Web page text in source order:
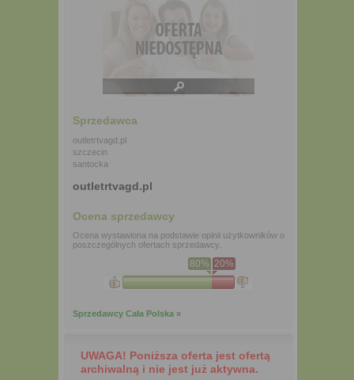
Sprzedawca
outletrtvagd.pl
szczecin
santocka
outletrtvagd.pl
Ocena sprzedawcy
Ocena wystawiona na podstawie opinii użytkowników o
poszczególnych ofertach sprzedawcy.
80% 20%
Sprzedawcy Cała Polska »
UWAGA! Poniższa oferta jest ofertą
archiwalną i nie jest już aktywna.